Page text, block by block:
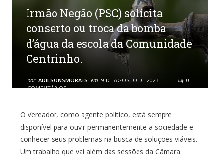
Irmão Negão (PSC) solicita
conserto ou troca da bomba
d’água da escola da Comunidade
Centrinho.
por ADILSONSMORAES em 9 DE AGOSTO DE 2023
0
COMENTÁRIOS
O Vereador, como agente político, está sempre
disponível para ouvir permanentemente a sociedade e
conhecer seus problemas na busca de soluções viáveis.
Um trabalho que vai além das sessões da Câmara.